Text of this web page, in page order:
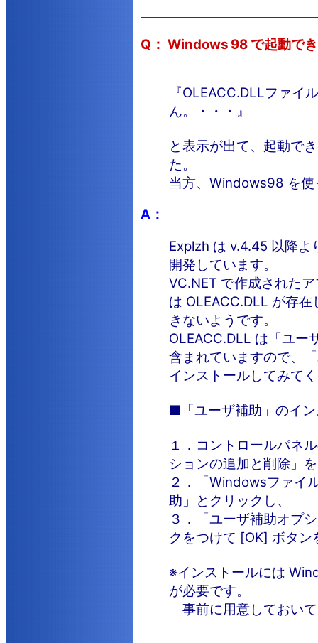
Q： Windows 98 で起動で
『OLEACC.DLLファイ
ん。・・・』
と表示が出て、起動で
た。
当方、Windows98 を使
A：
Explzh は v.4.45 以降よ
開発しています。
VC.NET で作成された
は OLEACC.DLL が存
きないようです。
OLEACC.DLL は「ユー
含まれていますので、
インストールしてみて
■「ユーザ補助」のイ
１．コントロールパネ
ションの追加と削除」
２．「Windowsファイ
助」とクリックし、
３．「ユーザ補助オプ
クをつけて [OK] ボタン
※インストールには
が必要です。
事前に用意しておい